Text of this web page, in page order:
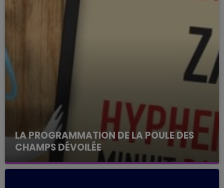
LA PROGRAMMATION DE LA POULE DES
CHAMPS DÉVOILÉE